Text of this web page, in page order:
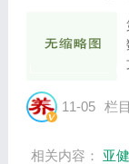
11-05 栏
相关内容： 亚